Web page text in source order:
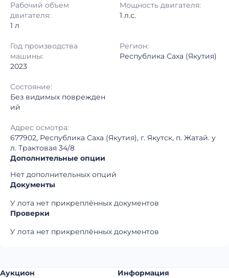
Рабочий объем
двигателя:
1 л
Мощность двигателя:
1 л.с.
Год производства
машины:
2023
Регион:
Республика Саха (Якутия)
Состояние:
Без видимых поврежден
ий
Адрес осмотра:
677902, Республика Саха (Якутия), г. Якутск, п. Жатай. у
л. Трактовая 34/8
Дополнительные опции
Нет дополнительных опций
Документы
У лота нет прикреплённых документов
Проверки
У лота нет прикреплённых документов
Аукцион Информация